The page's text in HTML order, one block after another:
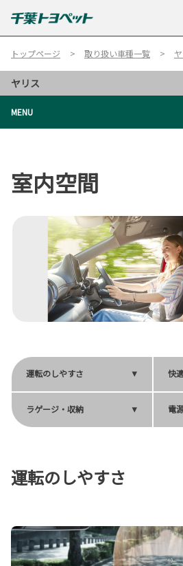
トップページ 取り扱い車種一覧
ヤリス
MENU
室内空間
運転のしやすさ 快
ラゲージ・収納 電
運転のしやすさ